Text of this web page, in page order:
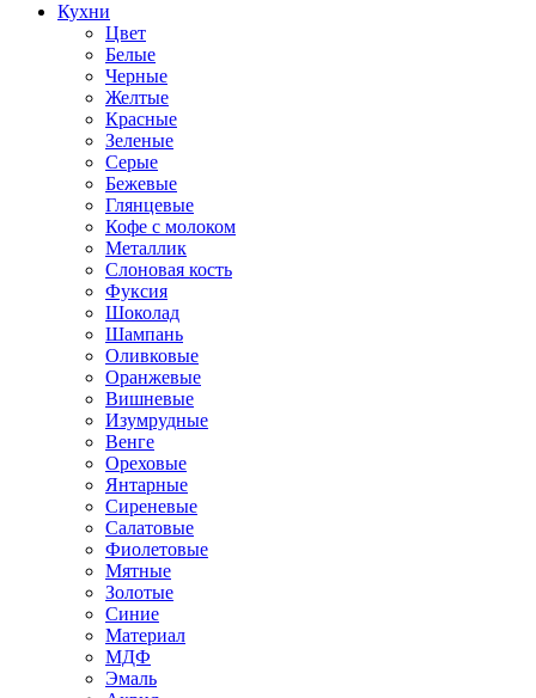
Кухни
Цвет
Белые
Черные
Желтые
Красные
Зеленые
Серые
Бежевые
Глянцевые
Кофе с молоком
Металлик
Слоновая кость
Фуксия
Шоколад
Шампань
Оливковые
Оранжевые
Вишневые
Изумрудные
Венге
Ореховые
Янтарные
Сиреневые
Салатовые
Фиолетовые
Мятные
Золотые
Синие
Материал
МДФ
Эмаль